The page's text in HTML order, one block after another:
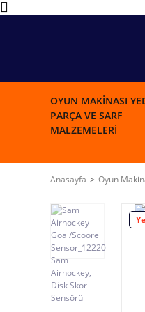
OYUN MAKINASI
PARÇA VE SARF
MALZEMELERI
Anasayfa Oyun